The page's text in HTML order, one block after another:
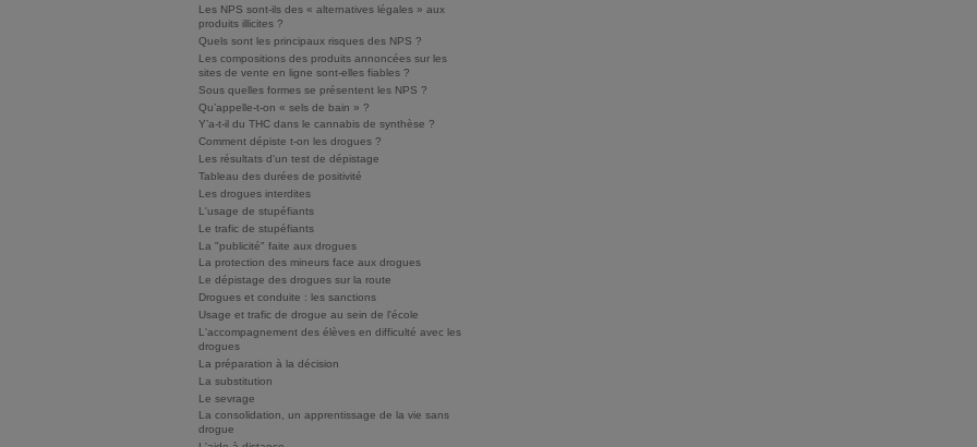
Les NPS sont-ils des « alternatives légales » aux
produits illicites ?
Quels sont les principaux risques des NPS ?
Les compositions des produits annoncées sur les
sites de vente en ligne sont-elles fiables ?
Sous quelles formes se présentent les NPS ?
Qu’appelle-t-on « sels de bain » ?
Y’a-t-il du THC dans le cannabis de synthèse ?
Comment dépiste t-on les drogues ?
Les résultats d'un test de dépistage
Tableau des durées de positivité
Les drogues interdites
L'usage de stupéfiants
Le trafic de stupéfiants
La "publicité" faite aux drogues
La protection des mineurs face aux drogues
Le dépistage des drogues sur la route
Drogues et conduite : les sanctions
Usage et trafic de drogue au sein de l'école
L'accompagnement des élèves en difficulté avec les
drogues
La préparation à la décision
La substitution
Le sevrage
La consolidation, un apprentissage de la vie sans
drogue